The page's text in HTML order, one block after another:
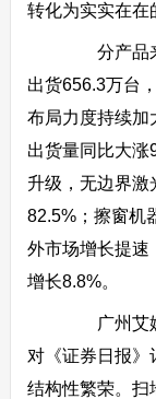
转化为实实在在
分产品来
出货656.3万台
布局力度持续加
出货量同比大涨
升级，无边界激
82.5%；擦窗机
外市场增长提速
增长8.8%。
广州艾媒
对《证券日报》
结构性繁荣。扫